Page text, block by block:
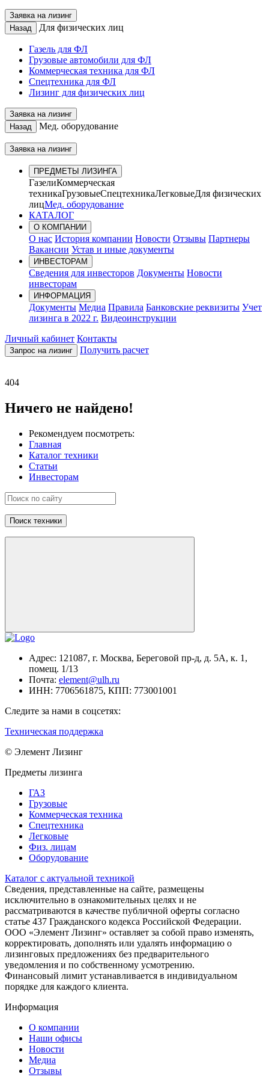
Заявка на лизинг
Назад
Для физических лиц
Газель для ФЛ
Грузовые автомобили для ФЛ
Коммерческая техника для ФЛ
Спецтехника для ФЛ
Лизинг для физических лиц
Заявка на лизинг
Назад
Мед. оборудование
Заявка на лизинг
ПРЕДМЕТЫ ЛИЗИНГА
ГазелиКоммерческая
техникаГрузовыеСпецтехникаЛегковыеДля физических
лицМед. оборудование
КАТАЛОГ
О КОМПАНИИ
О нас История компании Новости Отзывы Партнеры
Вакансии Устав и иные документы
ИНВЕСТОРАМ
Сведения для инвесторов Документы Новости
инвесторам
ИНФОРМАЦИЯ
Документы Медиа Правила Банковские реквизиты Учет
лизинга в 2022 г. Видеоинструкции
Личный кабинет Контакты
Запрос на лизинг Получить расчет
404
Ничего не найдено!
Рекомендуем посмотреть:
Главная
Каталог техники
Статьи
Инвесторам
Поиск техники
Адрес: 121087, г. Москва, Береговой пр-д, д. 5А, к. 1,
помещ. 1/13
Почта: element@ulh.ru
ИНН: 7706561875, КПП: 773001001
Следите за нами в соцсетях:
Техническая поддержка
© Элемент Лизинг
Предметы лизинга
ГАЗ
Грузовые
Коммерческая техника
Спецтехника
Легковые
Физ. лицам
Оборудование
Каталог с актуальной техникой
Сведения, представленные на сайте, размещены
исключительно в ознакомительных целях и не
рассматриваются в качестве публичной оферты согласно
статье 437 Гражданского кодекса Российской Федерации.
ООО «Элемент Лизинг» оставляет за собой право изменять,
корректировать, дополнять или удалять информацию о
лизинговых предложениях без предварительного
уведомления и по собственному усмотрению.
Финансовый лимит устанавливается в индивидуальном
порядке для каждого клиента.
Информация
О компании
Наши офисы
Новости
Медиа
Отзывы